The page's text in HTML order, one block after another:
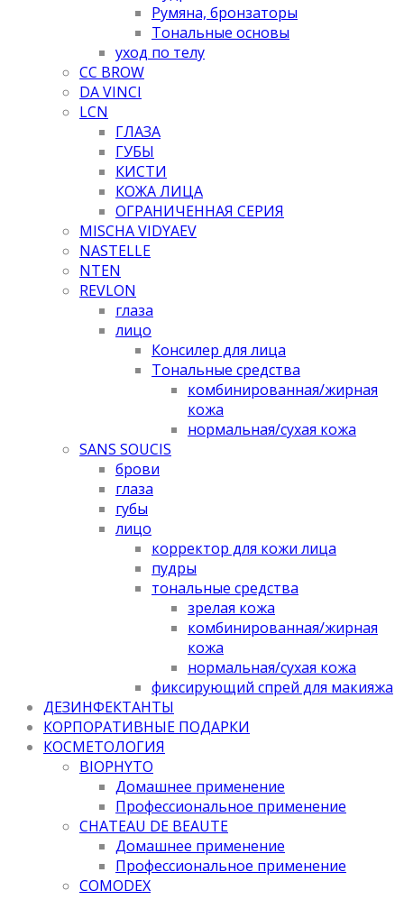
Румяна, бронзаторы
Тональные основы
уход по телу
CC BROW
DA VINCI
LCN
ГЛАЗА
ГУБЫ
КИСТИ
КОЖА ЛИЦА
ОГРАНИЧЕННАЯ СЕРИЯ
MISCHA VIDYAEV
NASTELLE
NTEN
REVLON
глаза
лицо
Консилер для лица
Тональные средства
комбинированная/жирная
кожа
нормальная/cухая кожа
SANS SOUCIS
брови
глаза
губы
лицо
корректор для кожи лица
пудры
тональные средства
зрелая кожа
комбинированная/жирная
кожа
нормальная/cухая кожа
фиксирующий спрей для макияжа
ДЕЗИНФЕКТАНТЫ
КОРПОРАТИВНЫЕ ПОДАРКИ
КОСМЕТОЛОГИЯ
BIOPHYTO
Домашнее применение
Профессиональное применение
CHATEAU DE BEAUTE
Домашнее применение
Профессиональное применение
COMODEX